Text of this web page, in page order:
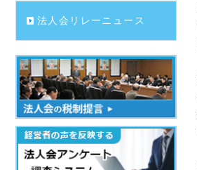
法人会リレーニュース